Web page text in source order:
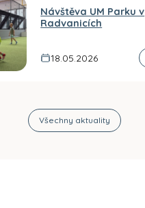
Návštěva UM Parku v
Radvanicích
18.05.2026
Všechny aktuality